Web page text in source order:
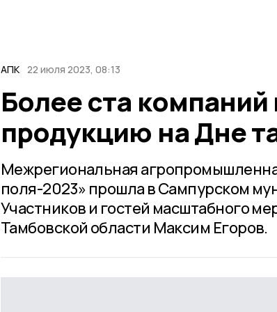
АПК 22 июля 2023, 08:13
Более ста компаний
продукцию на Дне
Межрегиональная
поля-2023» прошла в Сампурском
Участников и гостей масштабного
Тамбовской области Максим Егоров.